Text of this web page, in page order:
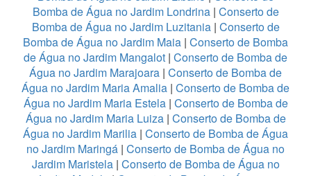
Bomba de Água no Jardim Londrina| Conserto de
Bomba de Água no Jardim Luzitania| Conserto de
Bomba de Água no Jardim Maia | Conserto de Bomba
de Água no Jardim Mangalot | Conserto de Bomba de
Água no Jardim Marajoara | Conserto de Bomba de
Água no Jardim Maria Amalia | Conserto de Bomba de
Água no Jardim Maria Estela| Conserto de Bomba de
Água no Jardim Maria Luiza| Conserto de Bomba de
Água no Jardim Marilia | Conserto de Bomba de Água
no Jardim Maringá | Conserto de Bomba de Água no
Jardim Maristela| Conserto de Bomba de Água no